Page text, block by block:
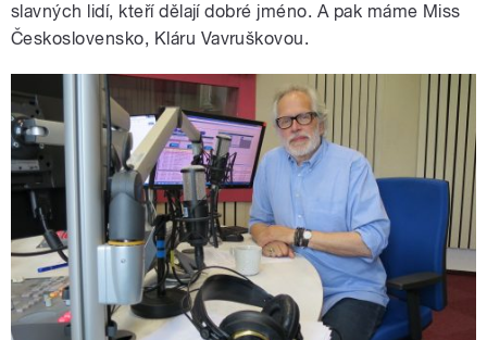
slavných lidí, kteří dělají dobré jméno. A pak máme Miss
Československo, Kláru Vavruškovou.